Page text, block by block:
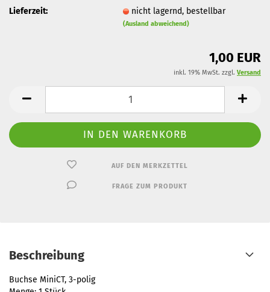
Lieferzeit:
nicht lagernd, bestellbar
(Ausland abweichend)
1,00 EUR
inkl. 19% MwSt. zzgl. Versand
AUF DEN MERKZETTEL
FRAGE ZUM PRODUKT
Beschreibung
Buchse MiniCT, 3-polig